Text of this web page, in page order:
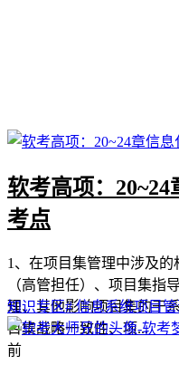
软考高项：
考点
1、在项目集管理中涉及
（高管担任）、项目集指
理、其他影响项目集的干
目集战略一致性、项...
知识专区# 信息系统项目
前